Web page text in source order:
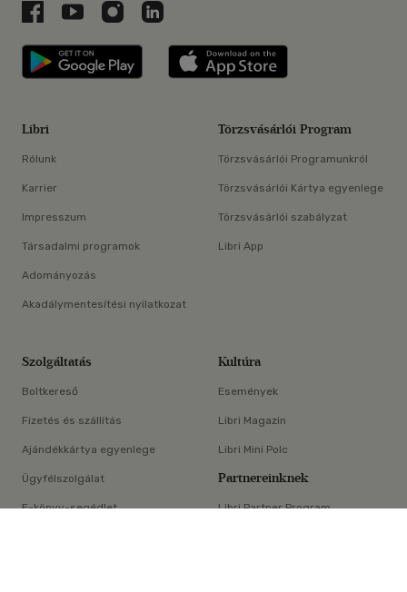
×
Libri a Facebookon
Libri a Youtube-on
Libri az Instagramon
Libri a LinkedInen
Libri applikáció Szerezd meg: Google
Libri
Rólunk
Karrier
Impresszum
Társadalmi programok
Adományozás
Akadálymentesítési nyilatkozat
Törzsvásárlói Program
Törzsvásárlói Programunkról
Törzsvásárlói Kártya egyenlege
Törzsvásárlói szabályzat
Libri App
Szolgáltatás
Boltkereső
Fizetés és szállítás
Ajándékkártya egyenlege
Ügyfélszolgálat
E-könyv-segédlet
Kultúra
Események
Libri Magazin
Libri Mini Polc
Partnereinknek
Libri Partner Program